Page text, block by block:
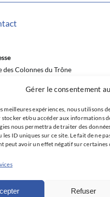
Gérer le consentement
meilleures expériences, nous utilisons
et/ou accéder aux informations
nous permettra de traiter des
les ID uniques sur ce site. Le fait de ne
peut avoir un effet négatif sur
Refuser
des Colonnes du Trône
43 22 33 33